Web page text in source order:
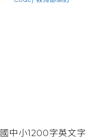
國中小1200字英文字